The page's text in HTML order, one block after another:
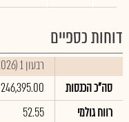
דוחות כספיים
רבעון 1 (2026)
סה"כ הכנסות
246,395.00
רווח גולמי
52.55